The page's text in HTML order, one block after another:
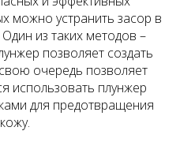
можно устранить засор в
из таких методов –
позволяет создать
очередь позволяет
использовать плунжер
для предотвращения